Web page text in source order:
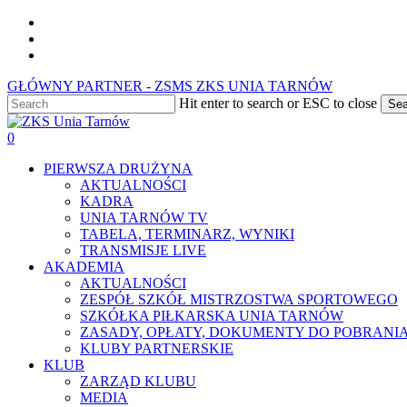
Skip
main
GŁÓWNY PARTNER - ZSMS ZKS UNIA TARNÓW
Hit enter to search or ESC to close
Close
Search
0
PIERWSZA DRUŻYNA
AKTUALNOŚCI
KADRA
UNIA TARNÓW TV
TABELA, TERMINARZ, WYNIKI
TRANSMISJE LIVE
AKADEMIA
AKTUALNOŚCI
ZESPÓŁ SZKÓŁ MISTRZOSTWA SPORTOWEGO
SZKÓŁKA PIŁKARSKA UNIA TARNÓW
ZASADY, OPŁATY, DOKUMENTY DO POBRANIA
KLUBY PARTNERSKIE
KLUB
ZARZĄD KLUBU
MEDIA